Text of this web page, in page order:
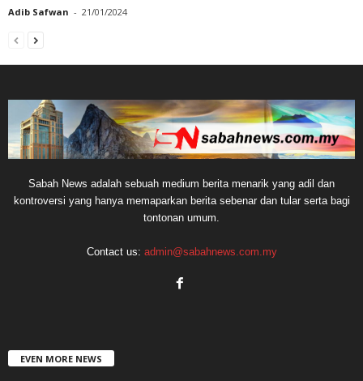
Adib Safwan - 21/01/2024
Sabah News adalah sebuah medium berita menarik yang adil dan
kontroversi yang hanya memaparkan berita sebenar dan tular serta bagi
tontonan umum.
Contact us: admin@sabahnews.com.my
EVEN MORE NEWS